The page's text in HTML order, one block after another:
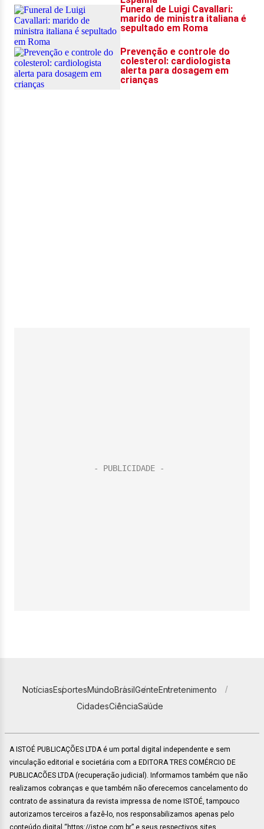
NotíciasEsportesMundoBrasilGenteEntretenimento
CidadesCiênciaSaúde
A ISTOÉ PUBLICAÇÕES LTDA é um portal digital independente e sem
vinculação editorial e societária com a EDITORA TRES COMÉRCIO DE
PUBLICACÕES LTDA (recuperação judicial). Informamos também que não
realizamos cobranças e que também não oferecemos cancelamento do
contrato de assinatura da revista impressa de nome ISTOÉ, tampouco
autorizamos terceiros a fazê-lo, nos responsabilizamos apenas pelo
conteúdo digital “https://istoe.com.br” e seus respectivos sites.